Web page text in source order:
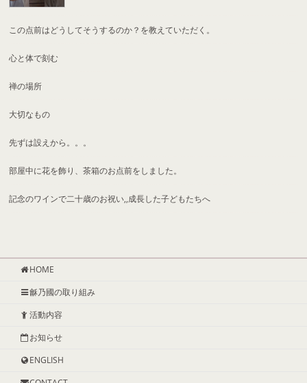
この点前はどうしてそうするのか？を教えていただく。
心と体で刻む
禅の場所
大切なもの
先ずは設えから。。。
部屋中に花を飾り、茶箱のお点前をしました。
記念のワインで二十歳のお祝い,,成長した子どもたちへ
HOME
龢乃國の取り組み
活動内容
お知らせ
ENGLISH